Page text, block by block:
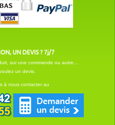
UN DEVIS ? 7j/7
sur une commande ou autre...
un devis.
à nous contacter au